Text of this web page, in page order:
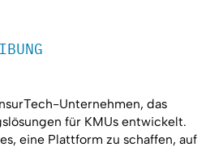
Unternehmen, das
für KMUs entwickelt.
eine Plattform zu schaffen, auf